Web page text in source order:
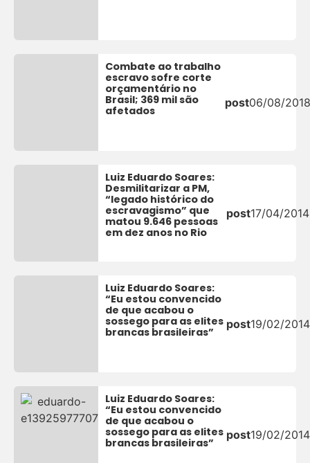
Combate ao trabalho
escravo sofre corte
orçamentário no
Brasil; 369 mil são
afetados
post06/08/
Luiz Eduardo Soares:
Desmilitarizar a PM,
“legado histórico do
escravagismo” que
matou 9.646 pessoas
em dez anos no Rio
post17/04/2014
Luiz Eduardo Soares:
“Eu estou convencido
de que acabou o
sossego para as elites
brancas brasileiras”
post19/02/2014
Luiz Eduardo Soares:
“Eu estou convencido
de que acabou o
sossego para as elites
brancas brasileiras”
post19/02/2014